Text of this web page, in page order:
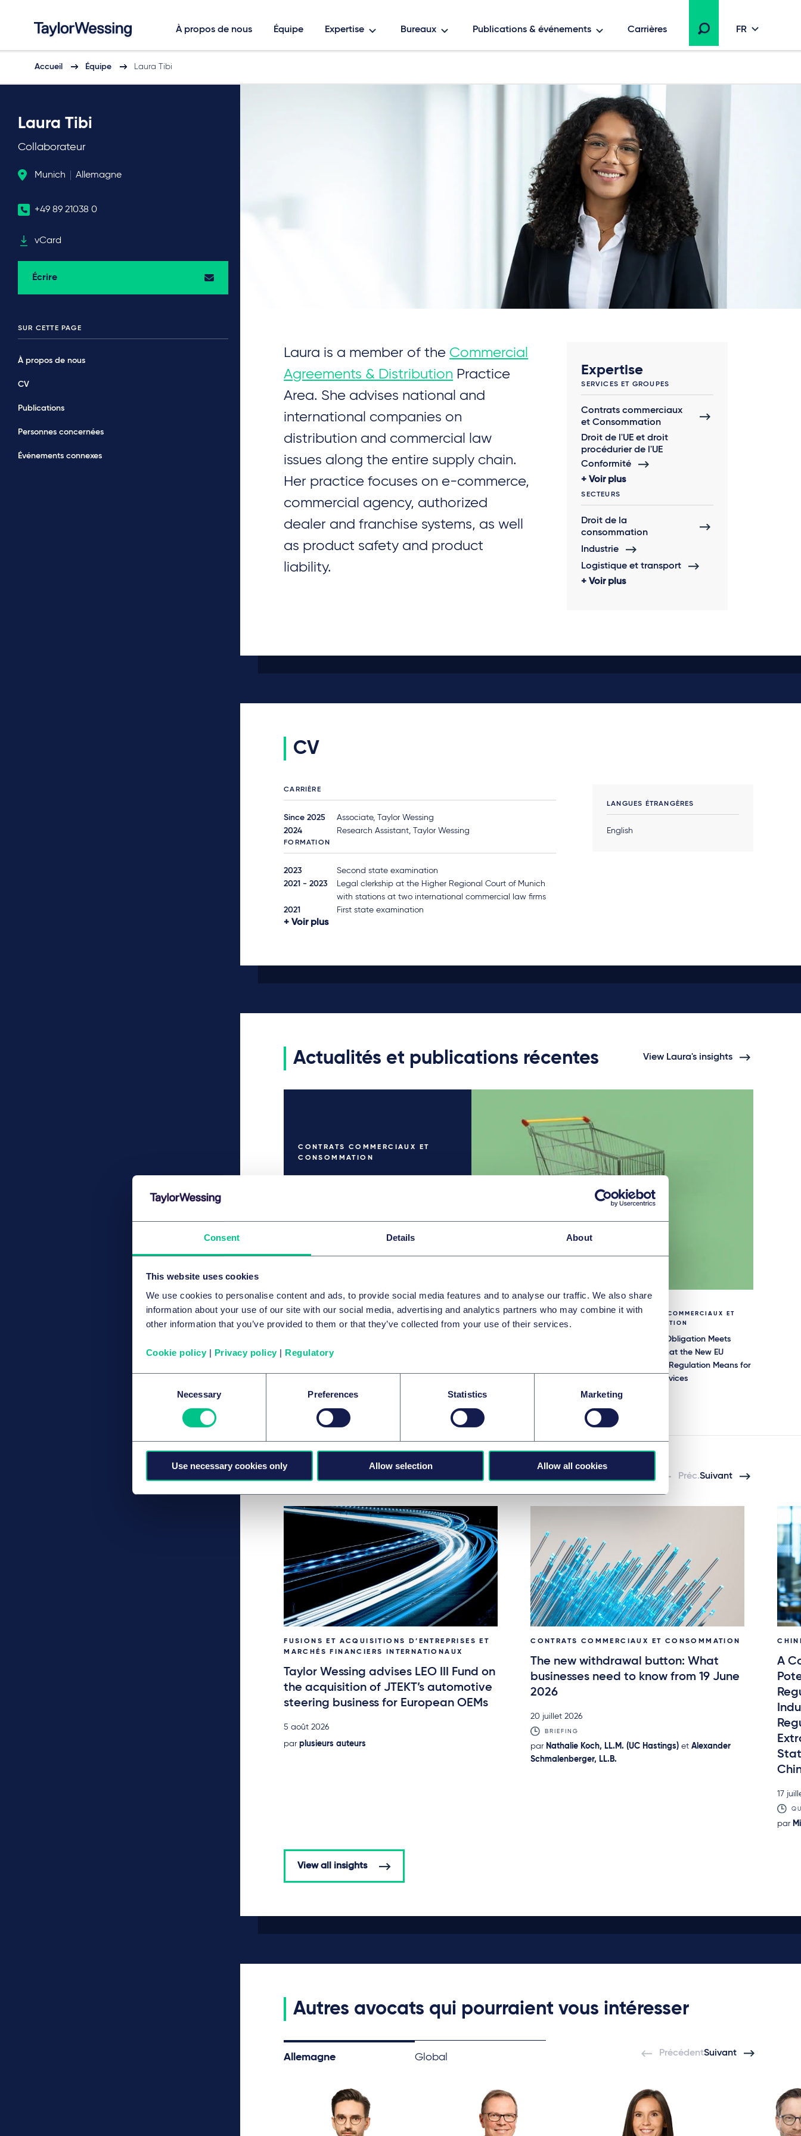
Consent Details About
This website uses cookies
We use cookies to personalise content and ads, to provide social media features and to analyse our traffic. We also share
information about your use of our site with our social media, advertising and analytics partners who may combine it with
other information that you’ve provided to them or that they’ve collected from your use of their services.
Cookie policy | Privacy policy | Regulatory
Necessary Preferences Statistics Marketing
Use necessary cookies only Allow selection Allow all cookies
À propos de nous Équipe Expertise Bureaux Publications & événements Carrières FR
Accueil Équipe Laura Tibi
Laura Tibi
Collaborateur
Munich Allemagne
+49 89 21038 0
vCard
Écrire
SUR CETTE PAGE
À propos de nous
CV
Publications
Personnes concernées
Événements connexes
Laura is a member of the Commercial
Agreements & Distribution Practice
Area. She advises national and
international companies on
distribution and commercial law
issues along the entire supply chain.
Her practice focuses on e-commerce,
commercial agency, authorized
dealer and franchise systems, as well
as product safety and product
liability.
Expertise
SERVICES ET GROUPES
Contrats commerciaux
et Consommation
Droit de l'UE et droit
procédurier de l'UE
Conformité
Voir plus
SECTEURS
Droit de la
consommation
Industrie
Logistique et transport
Voir plus
CV
CARRIÈRE
Since 2025
Associate, Taylor Wessing
2024
Research Assistant, Taylor Wessing
FORMATION
2023
Second state examination
2021 - 2023
Legal clerkship at the Higher Regional Court of Munich
with stations at two international commercial law firms
2021
First state examination
Voir plus
LANGUES ÉTRANGÈRES
English
Actualités et publications récentes View Laura's insights
CONTRATS COMMERCIAUX ET
CONSOMMATION
27 avril 2026
DROIT DE LA CONSOMMATION
The New Toy Regulation: greater
CONTRATS COMMERCIAUX ET
CONSOMMATION
Recycling Obligation Meets
Reality: What the New EU
Packaging Regulation Means for
Medical Devices
Related news & insights Préc.Suivant
FUSIONS ET ACQUISITIONS D’ENTREPRISES ET
MARCHÉS FINANCIERS INTERNATIONAUX
Taylor Wessing advises LEO III Fund on
the acquisition of JTEKT’s automotive
steering business for European OEMs
5 août 2026
parplusieurs auteurs
CONTRATS COMMERCIAUX ET CONSOMMATION
The new withdrawal button: What
businesses need to know from 19 June
2026
20 juillet 2026
BRIEFING
par Nathalie Koch, LL.M. (UC Hastings) etAlexander
Schmalenberger, LL.B.
A
17
par
View all insights
Autres avocats qui pourraient vous intéresser
Allemagne Global PrécédentSuivant